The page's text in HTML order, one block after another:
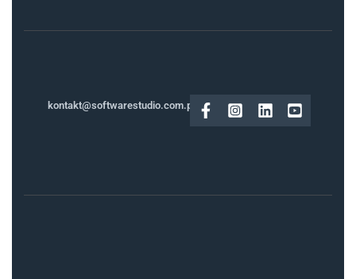
kontakt@softwarestudio.com.pl